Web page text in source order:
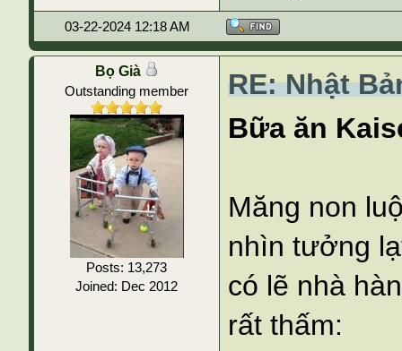
03-22-2024 12:18 AM
Bọ Già
Outstanding member
Posts: 13,273
Joined: Dec 2012
RE: Nhật
Bữa ăn
Măng non
nhìn tưởng
có lẽ nhà
rất thấm: